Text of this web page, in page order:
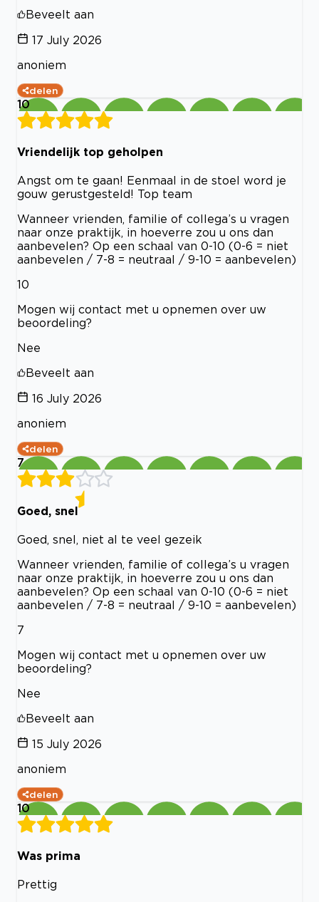
Beveelt aan
17 July 2026
anoniem
delen
10
Vriendelijk top geholpen
Angst om te gaan! Eenmaal in de stoel word je
gouw gerustgesteld! Top team
Wanneer vrienden, familie of collega’s u vragen
naar onze praktijk, in hoeverre zou u ons dan
aanbevelen? Op een schaal van 0-10 (0-6 = niet
aanbevelen / 7-8 = neutraal / 9-10 = aanbevelen)
10
Mogen wij contact met u opnemen over uw
beoordeling?
Nee
Beveelt aan
16 July 2026
anoniem
delen
7
Goed, snel
Goed, snel, niet al te veel gezeik
Wanneer vrienden, familie of collega’s u vragen
naar onze praktijk, in hoeverre zou u ons dan
aanbevelen? Op een schaal van 0-10 (0-6 = niet
aanbevelen / 7-8 = neutraal / 9-10 = aanbevelen)
7
Mogen wij contact met u opnemen over uw
beoordeling?
Nee
Beveelt aan
15 July 2026
anoniem
delen
10
Was prima
Prettig